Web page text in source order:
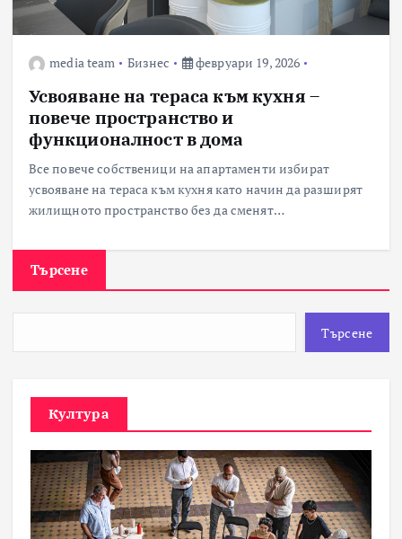
media team Бизнес февруари 19, 2026
Усвояване на тераса към кухня –
повече пространство и
функционалност в дома
Все повече собственици на апартаменти избират
усвояване на тераса към кухня като начин да разширят
жилищното пространство без да сменят…
Търсене
Търсене
Култура